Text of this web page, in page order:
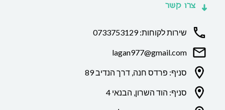
צרו קשר
שירות לקוחות: 0733753129
lagan977@gmail.com
סניף: פרדס חנה, דרך הנדיב 89
סניף: הוד השרון, הבנאי 4